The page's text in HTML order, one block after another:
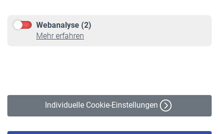
Webanalyse (2)
Mehr erfahren
Individuelle Cookie-Einstellungen
Online-Rechner
VBLnewsletter
Erklärung zur Barrierefreiheit